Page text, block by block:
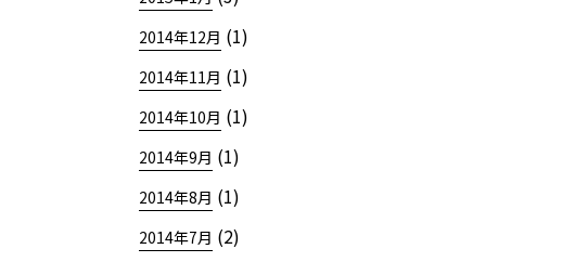
2014年12月 (1)
2014年11月 (1)
2014年10月 (1)
2014年9月 (1)
2014年8月 (1)
2014年7月 (2)